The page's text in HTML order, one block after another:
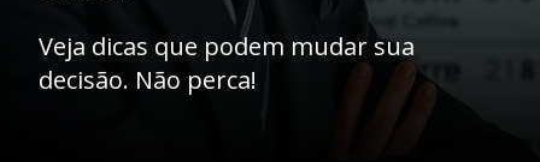
Veja dicas que podem mudar sua
decisão. Não perca!